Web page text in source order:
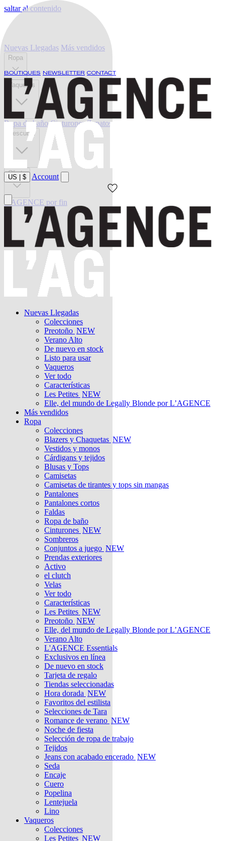
saltar al contenido
BOUTIQUES NEWSLETTER CONTACT
US $ Account
Nuevas Llegadas
Colecciones
Preotoño NEW
Verano Alto
De nuevo en stock
Listo para usar
Vaqueros
Ver todo
Características
Les Petites NEW
Elle, del mundo de Legally Blonde por L’AGENCE
Más vendidos
Ropa
Colecciones
Blazers y Chaquetas NEW
Vestidos y monos
Cárdigans y tejidos
Blusas y Tops
Camisetas
Camisetas de tirantes y tops sin mangas
Pantalones
Pantalones cortos
Faldas
Ropa de baño
Cinturones NEW
Sombreros
Conjuntos a juego NEW
Prendas exteriores
Activo
el clutch
Velas
Ver todo
Características
Les Petites NEW
Preotoño NEW
Elle, del mundo de Legally Blonde por L’AGENCE
Verano Alto
L'AGENCE Essentials
Exclusivos en línea
De nuevo en stock
Tarjeta de regalo
Tiendas seleccionadas
Hora dorada NEW
Favoritos del estilista
Selecciones de Tara
Romance de verano NEW
Noche de fiesta
Selección de ropa de trabajo
Tejidos
Jeans con acabado encerado NEW
Seda
Encaje
Cuero
Popelina
Lentejuela
Lino
Vaqueros
Colecciones
Les Petites NEW
Nuevas Llegadas Más vendidos
Ropa
Vaqueros
Ropa de baño Cinturones Zapatos
Descubrir
Oferta
L'AGENCE por fin